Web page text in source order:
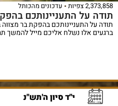
2,373,858 צפיות עדכונים מהכותל
תודה על התעניינותכם
תודה על התעניינותכם בהפקת בר
ברגעים אלו נשלח אליכם מייל להמשך
י"ד סיון ה'תש"נ